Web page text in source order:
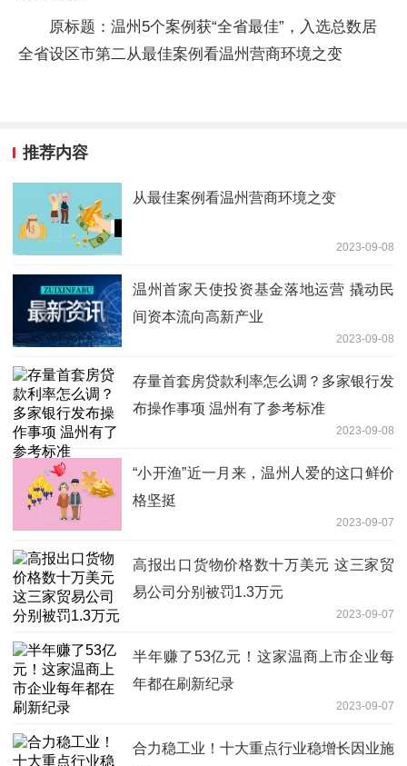
原标题：温州5个案例获“全省最佳”，入选总数居
全省设区市第二从最佳案例看温州营商环境之变
推荐内容
从最佳案例看温州营商环境之变
2023-09-08
温州首家天使投资基金落地运营 撬动民
间资本流向高新产业
2023-09-08
存量首套房贷款利率怎么调？多家银行发
布操作事项 温州有了参考标准
2023-09-08
“小开渔”近一月来，温州人爱的这口鲜价
格坚挺
2023-09-07
高报出口货物价格数十万美元 这三家贸
易公司分别被罚1.3万元
2023-09-07
半年赚了53亿元！这家温商上市企业每
年都在刷新纪录
2023-09-07
合力稳工业！十大重点行业稳增长因业施